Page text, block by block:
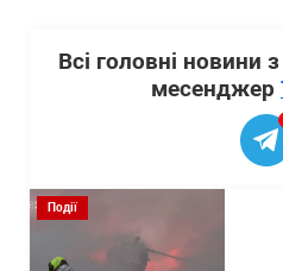
Всі головні новини
месенджер
Події